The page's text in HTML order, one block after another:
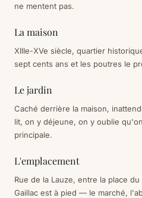
ne mentent pas.
La maison
XIIIe-XVe siècle, quartier
sept cents ans et les poutres le
Le jardin
Caché derrière la maison,
lit, on y déjeune, on y oublie
principale.
L'emplacement
Rue de la Lauze, entre la place
Gaillac est à pied — le marché,